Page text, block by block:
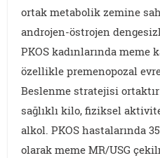
ortak metabolik zemine
androjen-östrojen
PKOS kadınlarında
özellikle premenopozal
Beslenme stratejisi
sağlıklı kilo, fiziksel
alkol. PKOS hastalarında
olarak meme MR/USG